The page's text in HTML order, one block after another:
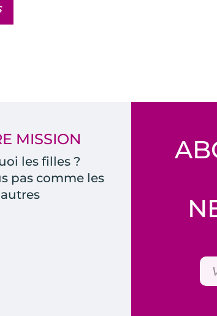
MISSION
les filles ?
pas comme les
autres